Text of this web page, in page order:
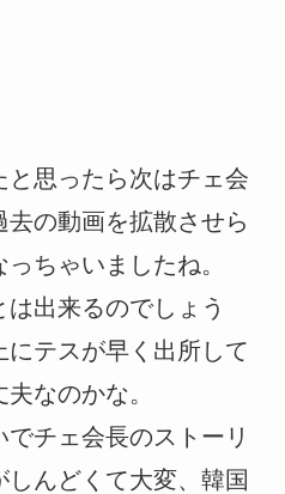
思ったら次はチェ会
の動画を拡散させら
ちゃいましたね。
出来るのでしょう
テスが早く出所して
なのかな。
チェ会長のストーリ
んどくて大変、韓国